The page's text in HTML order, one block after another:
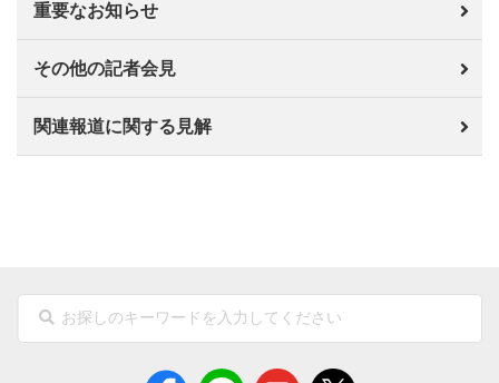
重要なお知らせ
その他の記者会見
関連報道に関する見解